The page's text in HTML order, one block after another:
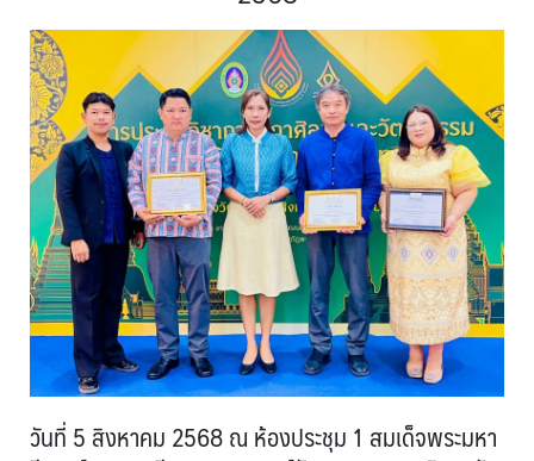
วันที่ 5 สิงหาคม 2568 ณ ห้องประชุม 1 สมเด็จพระมหา